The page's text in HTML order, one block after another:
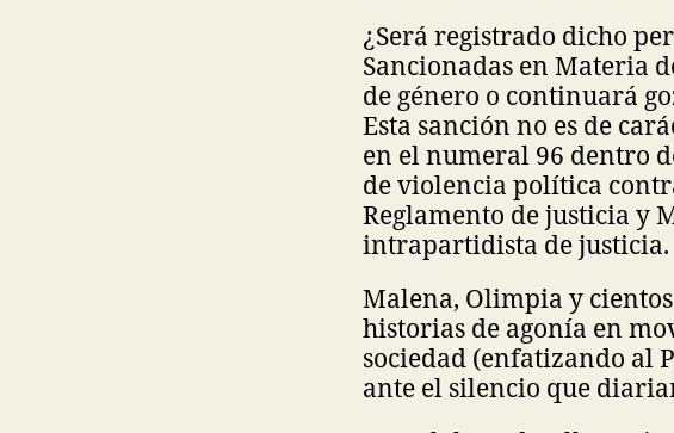
¿Será registrado dicho
Sancionadas en Materia
de género o continuará
Esta sanción no es de
en el numeral 96 dentro
de violencia política
Reglamento de justicia y
intrapartidista de justicia.
Malena, Olimpia y
historias de agonía en
sociedad (enfatizando al
ante el silencio que